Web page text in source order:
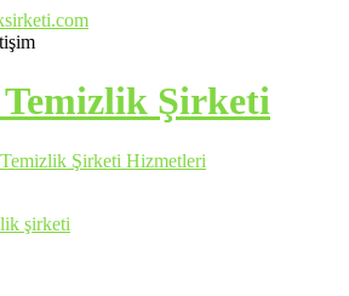
Temizlik Şirketi
Şirketi Hizmetleri
şirketi